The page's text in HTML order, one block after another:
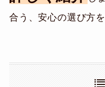
合う、安心の選び方